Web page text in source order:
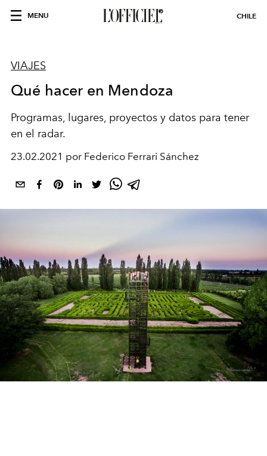
MENU CHILE
VIAJES
Qué hacer en Mendoza
Programas, lugares, proyectos y datos para tener
en el radar.
23.02.2021 por Federico Ferrari Sánchez